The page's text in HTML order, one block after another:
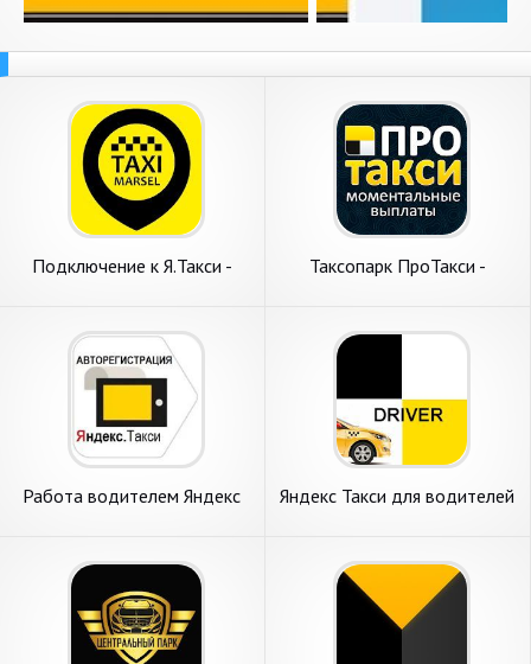
Подключение к Я.Такси -
Таксопарк ПроТакси -
Работа водителем Яндекс
Яндекс Такси для водителей